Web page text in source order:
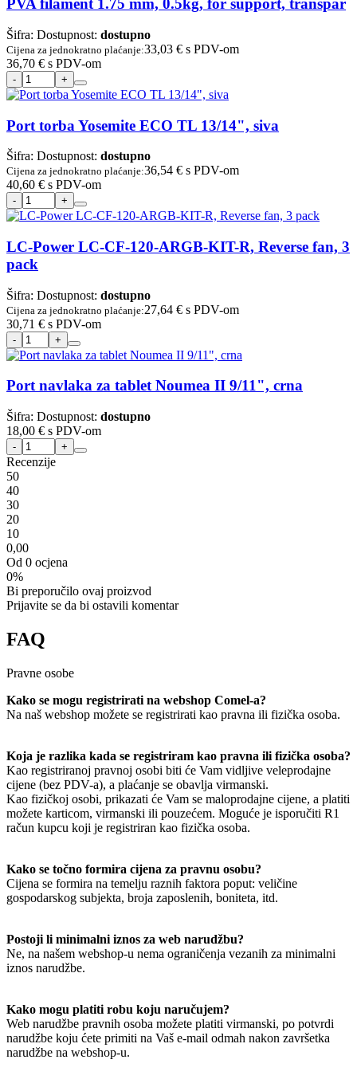
PVA filament 1.75 mm, 0.5kg, for support, transpar
Šifra: Dostupnost: dostupno
Cijena za jednokratno plaćanje:33,03 € s PDV-om
36,70 € s PDV-om
Port torba Yosemite ECO TL 13/14", siva
Šifra: Dostupnost: dostupno
Cijena za jednokratno plaćanje:36,54 € s PDV-om
40,60 € s PDV-om
LC-Power LC-CF-120-ARGB-KIT-R, Reverse fan, 3
pack
Šifra: Dostupnost: dostupno
Cijena za jednokratno plaćanje:27,64 € s PDV-om
30,71 € s PDV-om
Port navlaka za tablet Noumea II 9/11", crna
Šifra: Dostupnost: dostupno
18,00 € s PDV-om
Recenzije
50
40
30
20
10
0,00
Od 0 ocjena
0%
Bi preporučilo ovaj proizvod
Prijavite se da bi ostavili komentar
FAQ
Pravne osobe
Kako se mogu registrirati na webshop Comel-a?
Na naš webshop možete se registrirati kao pravna ili fizička osoba.
Koja je razlika kada se registriram kao pravna ili fizička osoba?
Kao registriranoj pravnoj osobi biti će Vam vidljive veleprodajne
cijene (bez PDV-a), a plaćanje se obavlja virmanski.
Kao fizičkoj osobi, prikazati će Vam se maloprodajne cijene, a platiti
možete karticom, virmanski ili pouzećem. Moguće je isporučiti R1
račun kupcu koji je registriran kao fizička osoba.
Kako se točno formira cijena za pravnu osobu?
Cijena se formira na temelju raznih faktora poput: veličine
gospodarskog subjekta, broja zaposlenih, boniteta, itd.
Postoji li minimalni iznos za web narudžbu?
Ne, na našem webshop-u nema ograničenja vezanih za minimalni
iznos narudžbe.
Kako mogu platiti robu koju naručujem?
Web narudžbe pravnih osoba možete platiti virmanski, po potvrdi
narudžbe koju ćete primiti na Vaš e-mail odmah nakon završetka
narudžbe na webshop-u.